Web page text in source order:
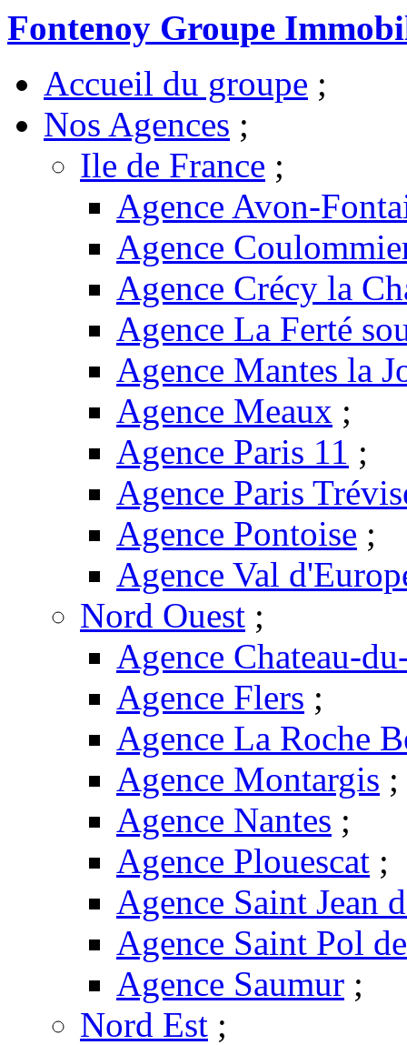
Fontenoy Groupe
Accueil du groupe ;
Nos Agences ;
Ile de France ;
Agence Avon-
Agence
Agence Crécy la
Agence La Ferté
Agence Mantes la
Agence Meaux ;
Agence Paris 11 ;
Agence Paris
Agence Pontoise ;
Agence Val
Nord Ouest ;
Agence Chateau-
Agence Flers ;
Agence La Roche
Agence Montargis ;
Agence Nantes ;
Agence Plouescat ;
Agence Saint Jean
Agence Saint Pol
Agence Saumur ;
Nord Est ;